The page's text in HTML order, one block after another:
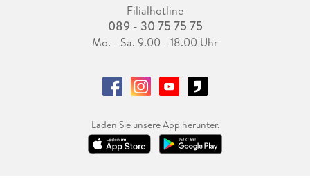
Filialhotline
089 - 30 75 75 75
Mo. - Sa. 9.00 - 18.00 Uhr
Laden Sie unsere App herunter.